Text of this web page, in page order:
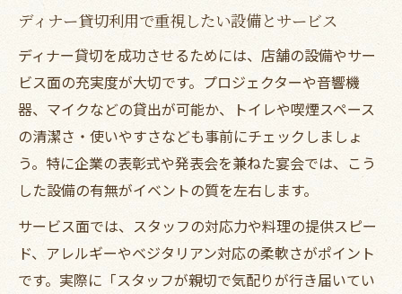
ディナー貸切利用で重視したい設備とサービス
ディナー貸切を成功させるためには、店舗の設備やサー
ビス面の充実度が大切です。プロジェクターや音響機
器、マイクなどの貸出が可能か、トイレや喫煙スペース
の清潔さ・使いやすさなども事前にチェックしましょ
う。特に企業の表彰式や発表会を兼ねた宴会では、こう
した設備の有無がイベントの質を左右します。
サービス面では、スタッフの対応力や料理の提供スピー
ド、アレルギーやベジタリアン対応の柔軟さがポイント
です。実際に「スタッフが親切で気配りが行き届いてい